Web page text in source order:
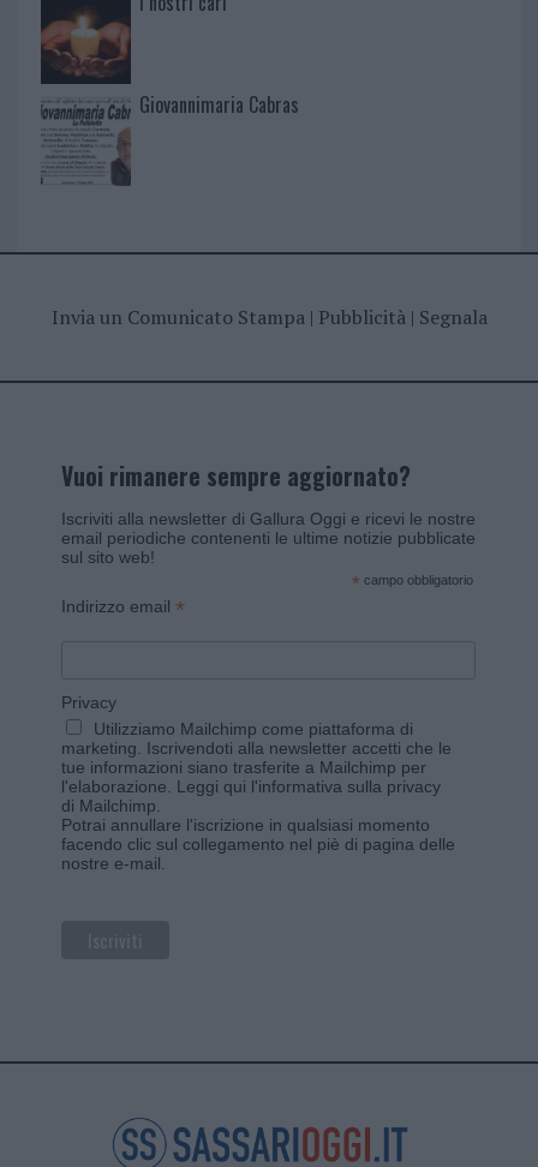
Giovannimaria Cabras
Invia un Comunicato Stampa| Pubblicità| Segnala
Vuoi rimanere sempre aggiornato?
Iscriviti alla newsletter di Gallura Oggi e ricevi le nostre
email periodiche contenenti le ultime notizie pubblicate
sul sito web!
* campo obbligatorio
Indirizzo email *
Privacy
Utilizziamo Mailchimp come piattaforma di
marketing. Iscrivendoti alla newsletter accetti che le
tue informazioni siano trasferite a Mailchimp per
l'elaborazione. Leggi qui l'informativa sulla privacy
di Mailchimp
Potrai annullare l'iscrizione in qualsiasi momento
facendo clic sul collegamento nel piè di pagina delle
nostre e-mail.